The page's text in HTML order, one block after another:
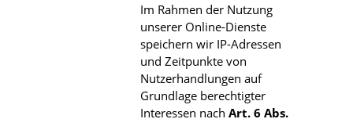
Im Rahmen der Nutzung
unserer Online-Dienste
speichern wir IP-Adressen
und Zeitpunkte von
Nutzerhandlungen auf
Grundlage berechtigter
Interessen nach Art. 6 Abs.